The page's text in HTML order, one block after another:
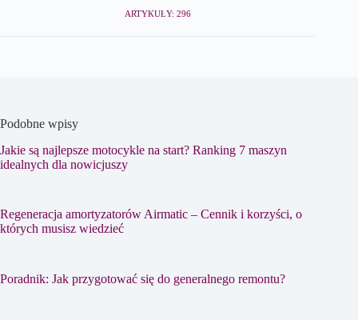
ARTYKUŁY: 296
Podobne wpisy
Jakie są najlepsze motocykle na start? Ranking 7 maszyn
idealnych dla nowicjuszy
Regeneracja amortyzatorów Airmatic – Cennik i korzyści, o
których musisz wiedzieć
Poradnik: Jak przygotować się do generalnego remontu?